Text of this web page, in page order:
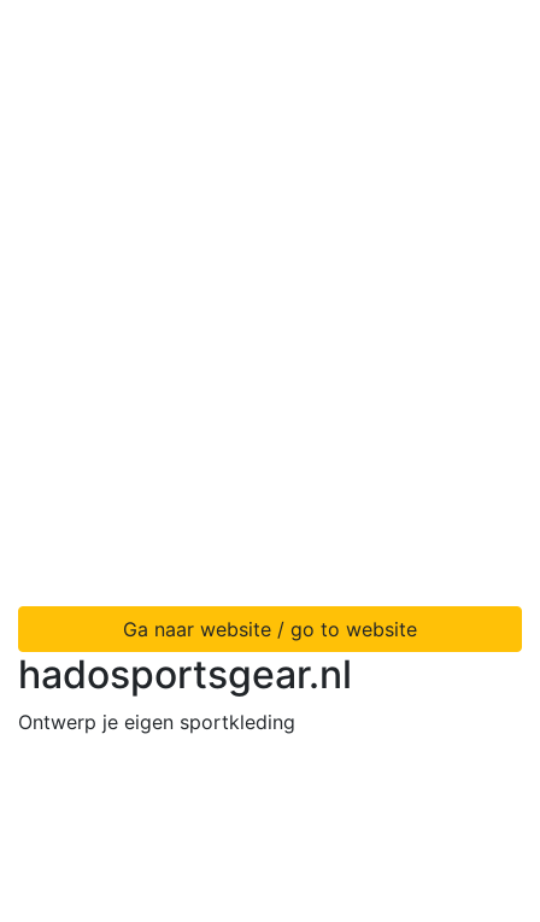
Ga naar website / go to website
hadosportsgear.nl
Ontwerp je eigen sportkleding